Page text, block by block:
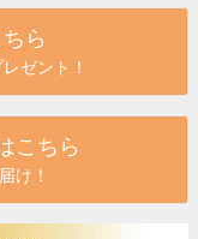
ら
ゼント！
こちら
け！